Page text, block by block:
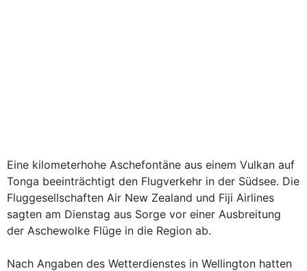
Eine kilometerhohe Aschefontäne aus einem Vulkan auf
Tonga beeinträchtigt den Flugverkehr in der Südsee. Die
Fluggesellschaften Air New Zealand und Fiji Airlines
sagten am Dienstag aus Sorge vor einer Ausbreitung
der Aschewolke Flüge in die Region ab.
Nach Angaben des Wetterdienstes in Wellington hatten